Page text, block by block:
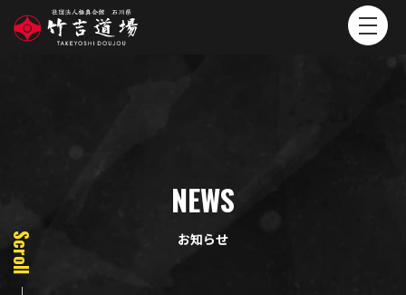
NEWS
お知らせ
Scroll